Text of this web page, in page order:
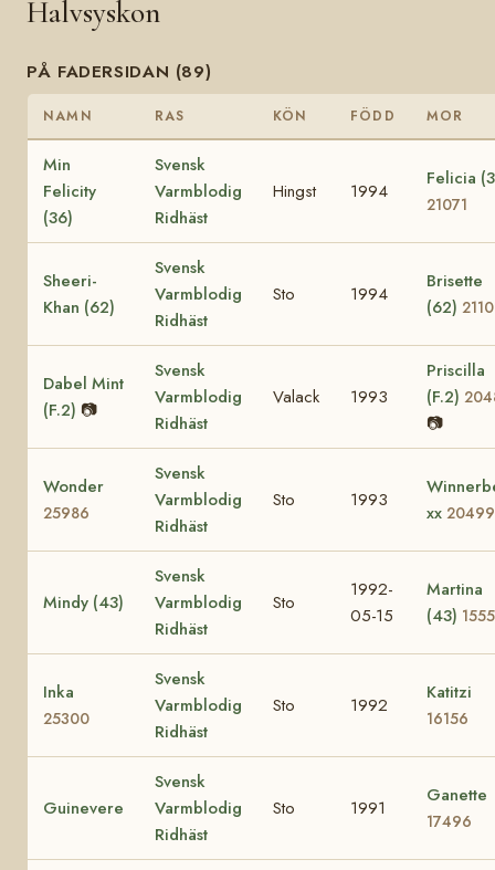
Halvsyskon
PÅ FADERSIDAN (89)
NAMN RAS KÖN FÖDD MOR
Min
Felicity
(36)
Svensk
Varmblodig
Ridhäst
Hingst 1994
Felicia
21071
Sheeri-
Khan (62)
Svensk
Varmblodig
Ridhäst
Sto 1994
Brisette
(62)
Dabel Mint
(F.2) 📷
Svensk
Varmblodig
Ridhäst
Valack 1993
Priscilla
(F.2)
📷
Wonder
25986
Svensk
Varmblodig
Ridhäst
Sto 1993
xx 20499
Mindy (43)
Svensk
Varmblodig
Ridhäst
Sto
1992-
05-15
Martina
(43)
Inka
25300
Svensk
Varmblodig
Ridhäst
Sto 1992
Katitzi
16156
Guinevere
Svensk
Varmblodig
Ridhäst
Sto 1991
Ganette
17496